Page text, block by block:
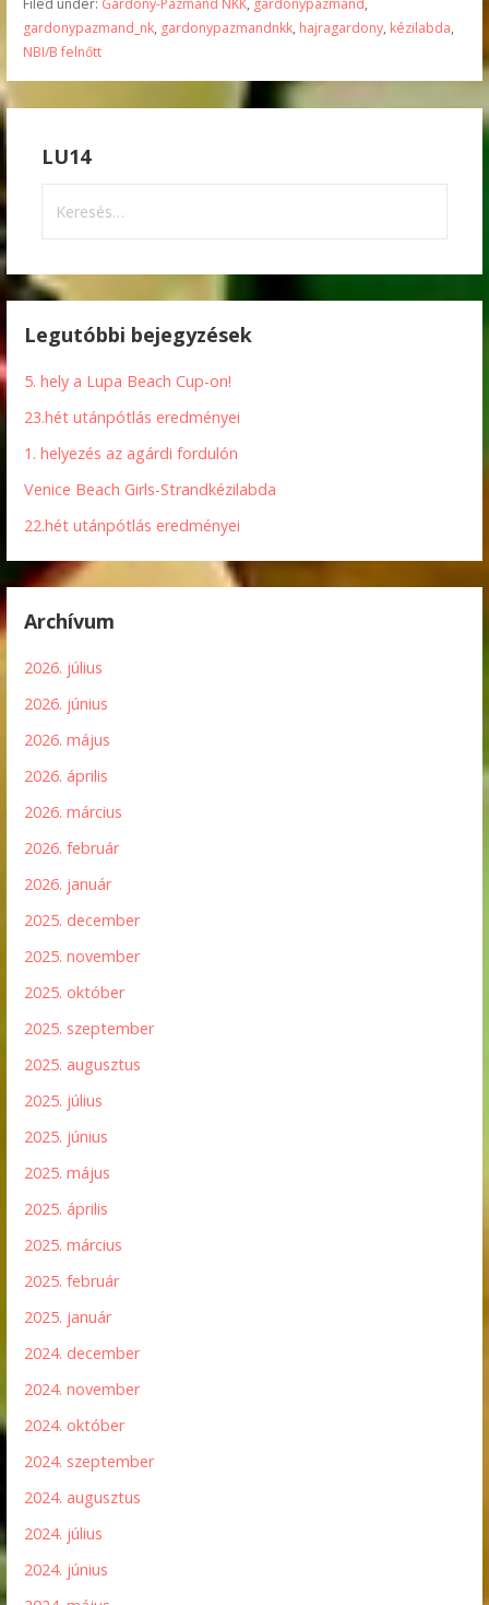
Filed under: Gárdony-Pázmánd NKK, gardonypazmand,
gardonypazmand_nk, gardonypazmandnkk, hajragardony, kézilabda,
NBI/B felnőtt
LU14
Legutóbbi bejegyzések
5. hely a Lupa Beach Cup-on!
23.hét utánpótlás eredményei
1. helyezés az agárdi fordulón
Venice Beach Girls-Strandkézilabda
22.hét utánpótlás eredményei
Archívum
2026. július
2026. június
2026. május
2026. április
2026. március
2026. február
2026. január
2025. december
2025. november
2025. október
2025. szeptember
2025. augusztus
2025. július
2025. június
2025. május
2025. április
2025. március
2025. február
2025. január
2024. december
2024. november
2024. október
2024. szeptember
2024. augusztus
2024. július
2024. június